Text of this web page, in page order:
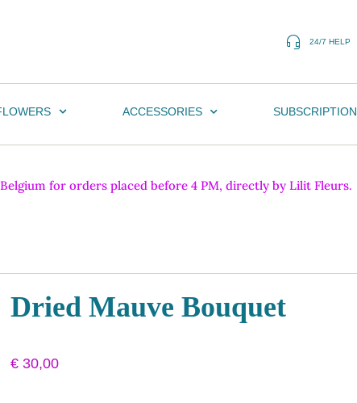
24/7 HELP
ACCESSORIES SUBSCRIPTION
for orders placed before 4 PM, directly by Lilit Fleurs.
Dried Mauve Bouquet
€30,00